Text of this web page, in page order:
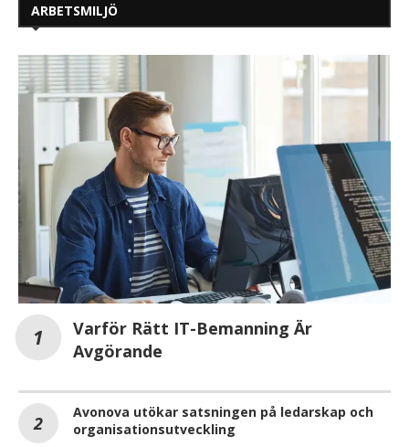
ARBETSMILJÖ
Varför Rätt IT-Bemanning Är
Avgörande
Avonova utökar satsningen på ledarskap och
organisationsutveckling